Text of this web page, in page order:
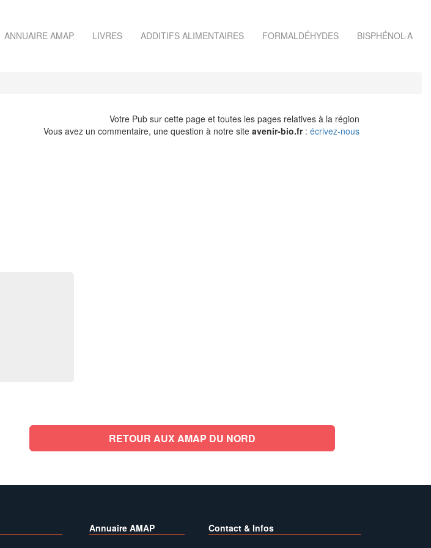
ANNUAIRE AMAP LIVRES ADDITIFS ALIMENTAIRES FORMALDÉHYDES BISPHÉNOL-A
Votre Pub sur cette page et toutes les pages relatives à la région
Vous avez un commentaire, une question à notre site avenir-bio.fr: écrivez-nous
RETOUR AUX AMAP DU NORD
Annuaire AMAP Contact & Infos